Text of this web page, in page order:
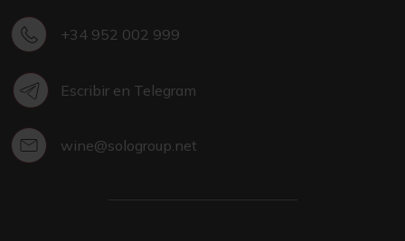
+34 952 002 999
Escribir en Telegram
wine@sologroup.net